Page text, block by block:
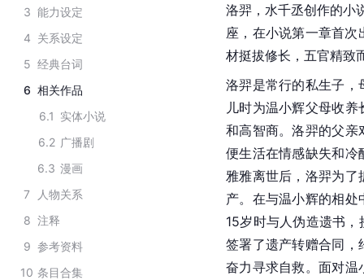
3 能力设定
4 关系设定
5 经典台词
6 相关作品
6.1 实体小说
6.2 广播剧
6.3 漫画
7
人物关系
8 注释
9 参考资料
10 条目合集
洛羿，水千丞创作的小
座，在小说第一章首次
材挺拔修长，五官精致
洛羿是常行的私生子，
儿时为温小辉父母收
和高智商。洛羿的父亲
便生活在情感缺失和冷
雅雅离世后，洛羿为
产。在与温小辉的相
15岁时与人伪造遗书，
签署了遗产转赠合同
奋力寻求自救。面对温